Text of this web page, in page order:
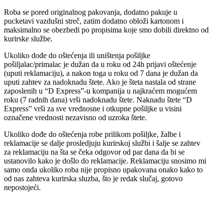
Roba se pored originalnog pakovanja, dodatno pakuje u
pucketavi vazdušni streč, zatim dodatno obloži kartonom i
maksimalno se obezbedi po propisima koje smo dobili direktno od
kurirske službe.
Ukoliko dođe do oštećenja ili uništenja pošiljke
pošiljalac/primalac je dužan da u roku od 24h prijavi oštećenje
(uputi reklamaciju), a nakon toga u roku od 7 dana je dužan da
uputi zahtev za nadoknadu štete. Ako je šteta nastala od strane
zaposlenih u “D Express”-u kompanija u najkraćem mogućem
roku (7 radnih dana) vrši nadoknadu štete. Naknadu štete “D
Express” vrši za sve vrednosne i otkupne pošiljke u visini
označene vrednosti nezavisno od uzroka štete.
Ukoliko dođe do oštećenja robe prilikom pošiljke, žalbe i
reklamacije se dalje prosledjuju kurirskoj službi i šalje se zahtev
za reklamaciju na šta se čeka odgovor od par dana da bi se
ustanovilo kako je došlo do reklamacije. Reklamaciju snosimo mi
samo onda ukoliko roba nije propisno upakovana onako kako to
od nas zahteva kurirska sluzba, što je redak slučaj, gotovo
nepostojeći.